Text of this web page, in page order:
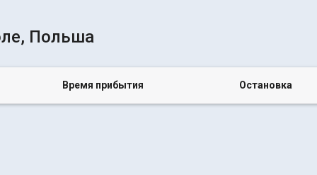
Польша
Время прибытия Остановка